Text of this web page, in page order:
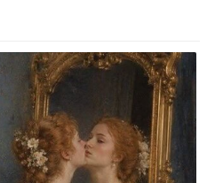
負い、助け出した孫が「命